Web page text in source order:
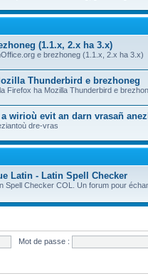
(1.1.x, 2.x ha 3.x)
e brezhoneg (1.1.x, 2.x ha 3.x)
Thunderbird e brezhoneg
Firefox ha Mozilla Thunderbird e
wirioù evit an darn vrasañ
dre-vras
Latin - Latin Spell Checker
Spell Checker COL. Un forum pour
Mot de passe :